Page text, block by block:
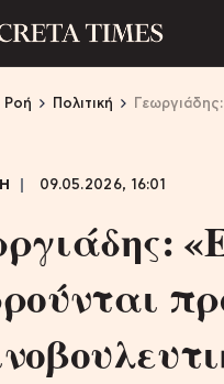
Ροή Πολιτική
09.05.2026, 16:01